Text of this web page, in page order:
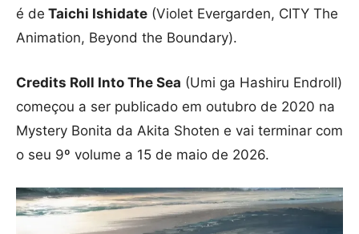
é de Taichi Ishidate (Violet Evergarden, CITY The
Animation, Beyond the Boundary).
Credits Roll Into The Sea (Umi ga Hashiru Endroll)
começou a ser publicado em outubro de 2020 na
Mystery Bonita da Akita Shoten e vai terminar com
o seu 9º volume a 15 de maio de 2026.